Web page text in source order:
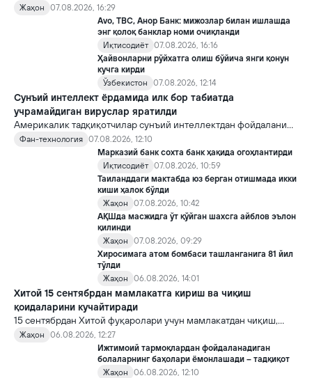
яратди, аммо ундан кейин ким келиши ва ҳокимиятни
топшириш механизми ҳали ноаниқ. Таҳлилчилар фикрича, бу
Кремлда ворислик жангига олиб келиши мумкин.
Жаҳон
07.08.2026, 16:29
Avo, TBC, Анор Банк: мижозлар билан ишлашда
энг қолоқ банклар номи очиқланди
Иқтисодиёт 07.08.2026, 16:16
Ҳайвонларни рўйхатга олиш бўйича янги қонун
кучга кирди
Ўзбекистон
07.08.2026, 12:14
Сунъий интеллект ёрдамида илк бор табиатда
учрамайдиган вируслар яратилди
Америкалик тадқиқотчилар сунъий интеллектдан фойдаланиб
16 та вирус яратди. Бу кашфиёт янги ютуқларга умид уйғотиш
билан бирга, ундан нотўғри мақсадда фойдаланиш борасидаги
хавотирларни ҳам кучайтирмоқда.
Фан-технология 07.08.2026, 12:10
Марказий банк сохта банк ҳақида огоҳлантирди
Иқтисодиёт 07.08.2026, 10:59
Таиланддаги мактабда юз берган отишмада икки
киши ҳалок бўлди
Жаҳон
07.08.2026, 10:42
АҚШда масжидга ўт қўйган шахсга айблов эълон
қилинди
Жаҳон
07.08.2026, 09:29
Хиросимага атом бомбаси ташланганига 81 йил
тўлди
Жаҳон
06.08.2026, 14:01
Хитой 15 сентябрдан мамлакатга кириш ва чиқиш
қоидаларини кучайтиради
15 сентябрдан Хитой фуқаролари учун мамлакатдан чиқиш,
хорижликлар учун эса Хитойга кириш тартиби бўйича янги
қоидалар кучга киради.
Жаҳон
06.08.2026, 12:27
Ижтимоий тармоқлардан фойдаланадиган
болаларнинг баҳолари ёмонлашади – тадқиқот
Жаҳон
06.08.2026, 12:10